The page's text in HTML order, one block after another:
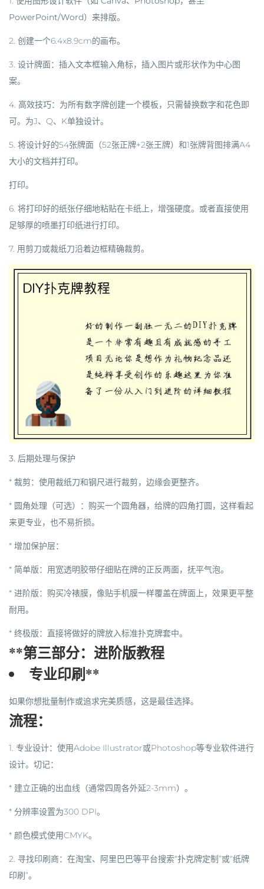
PowerPoint/Word）来排版。
2. 创建一个6.4x8.9cm的画布。
3. 设计牌面：插入文本框输入角标，插入图片或形状作为中心图
案。
4. 高效技巧：为所有数字牌创建一个模板，只需替换数字和花色即
可。为J、Q、K单独设计。
5. 将设计好的54张牌面（52张正牌+2张王牌）和1张牌背图排满A4
大小的文档并打印。
打印。
6. 将打印好的纸张仔细地粘贴在卡纸上，增强硬度。或者直接使用
足够厚的喷墨打印纸进行打印。
7. 用剪刀或裁纸刀沿着边框精确裁剪。
3. 后期处理与保护
* 裁剪：使用裁纸刀和钢尺进行裁剪，边缘会更整齐。
* 圆角处理（可选） ：购买一个圆角器，给牌的四角打圆，这样看起
来更专业，也不易折损。
* 增加保护层：
* 简单版：用宽透明胶带仔细贴在牌的正反两面，抚平气泡。
* 进阶版：购买冷裱膜，像贴手机膜一样覆盖在牌面上，效果更平整
耐用。
* 终极版：直接将做好的牌放入标准扑克牌套中。
**第三部分：进阶版教程
专业印刷**
如果你想批量制作或追求完美质感，这是最佳选择。
流程：
1. 专业设计：使用Adobe Illustrator或Photoshop等专业软件进行
设计。 切记：
* 建立正确的出血线（通常四周各外延2-3mm）。
* 分辨率设置为300 DPI。
* 颜色模式使用CMYK。
2. 寻找印刷商：在淘宝、阿里巴巴等平台搜索“扑克牌定制”或“纸牌
印刷”。